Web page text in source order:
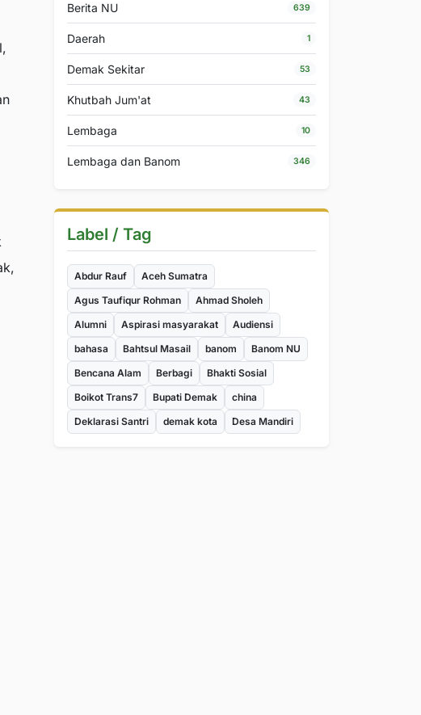
Berita NU 639
Daerah 1
Demak Sekitar 53
Khutbah Jum'at 43
Lembaga 10
Lembaga dan Banom 346
Label / Tag
Abdur Rauf
Aceh Sumatra
Agus Taufiqur Rohman
Ahmad Sholeh
Alumni
Aspirasi masyarakat
Audiensi
bahasa
Bahtsul Masail banom
Banom NU
Bencana Alam
Berbagi
Bhakti Sosial
Boikot Trans7
Bupati Demak
china
Deklarasi Santri
demak kota Desa Mandiri